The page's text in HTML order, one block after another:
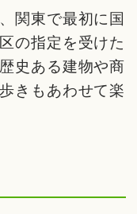
関東で最初に国
の指定を受けた
史ある建物や商
きもあわせて楽